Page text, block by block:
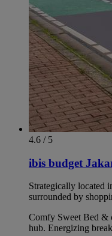
4.6 / 5
ibis budget
Strategically located
surrounded by
Comfy Sweet Bed &
hub. Energizing